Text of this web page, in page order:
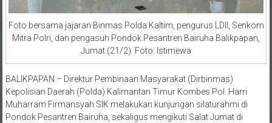
Foto bersama jajaran Binmas Polda Kaltim, pengurus LDII, Senkom
Mitra Polri, dan pengasuh Pondok Pesantren Bairuha Balikpapan,
Jumat (21/2). Foto: Istimewa
BALIKPAPAN – Direktur Pembinaan Masyarakat (Dirbinmas)
Kepolisian Daerah (Polda) Kalimantan Timur Kombes Pol. Harri
Muharram Firmansyah SIK melakukan kunjungan silaturahmi di
Pondok Pesantren Bairuha, sekaligus mengikuti Salat Jumat di